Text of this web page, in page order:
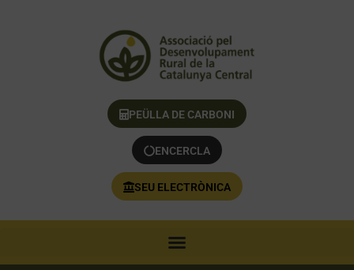
PEÜLLA DE CARBONI
ENCERCLA
SEU ELECTRÒNICA